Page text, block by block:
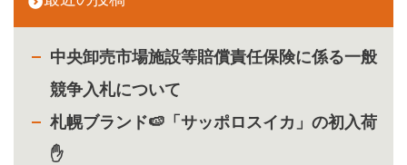
中央卸売市場施設等賠償責任保険に係る一般
競争入札について
札幌ブランド🍉「サッポロスイカ」の初入荷
✋